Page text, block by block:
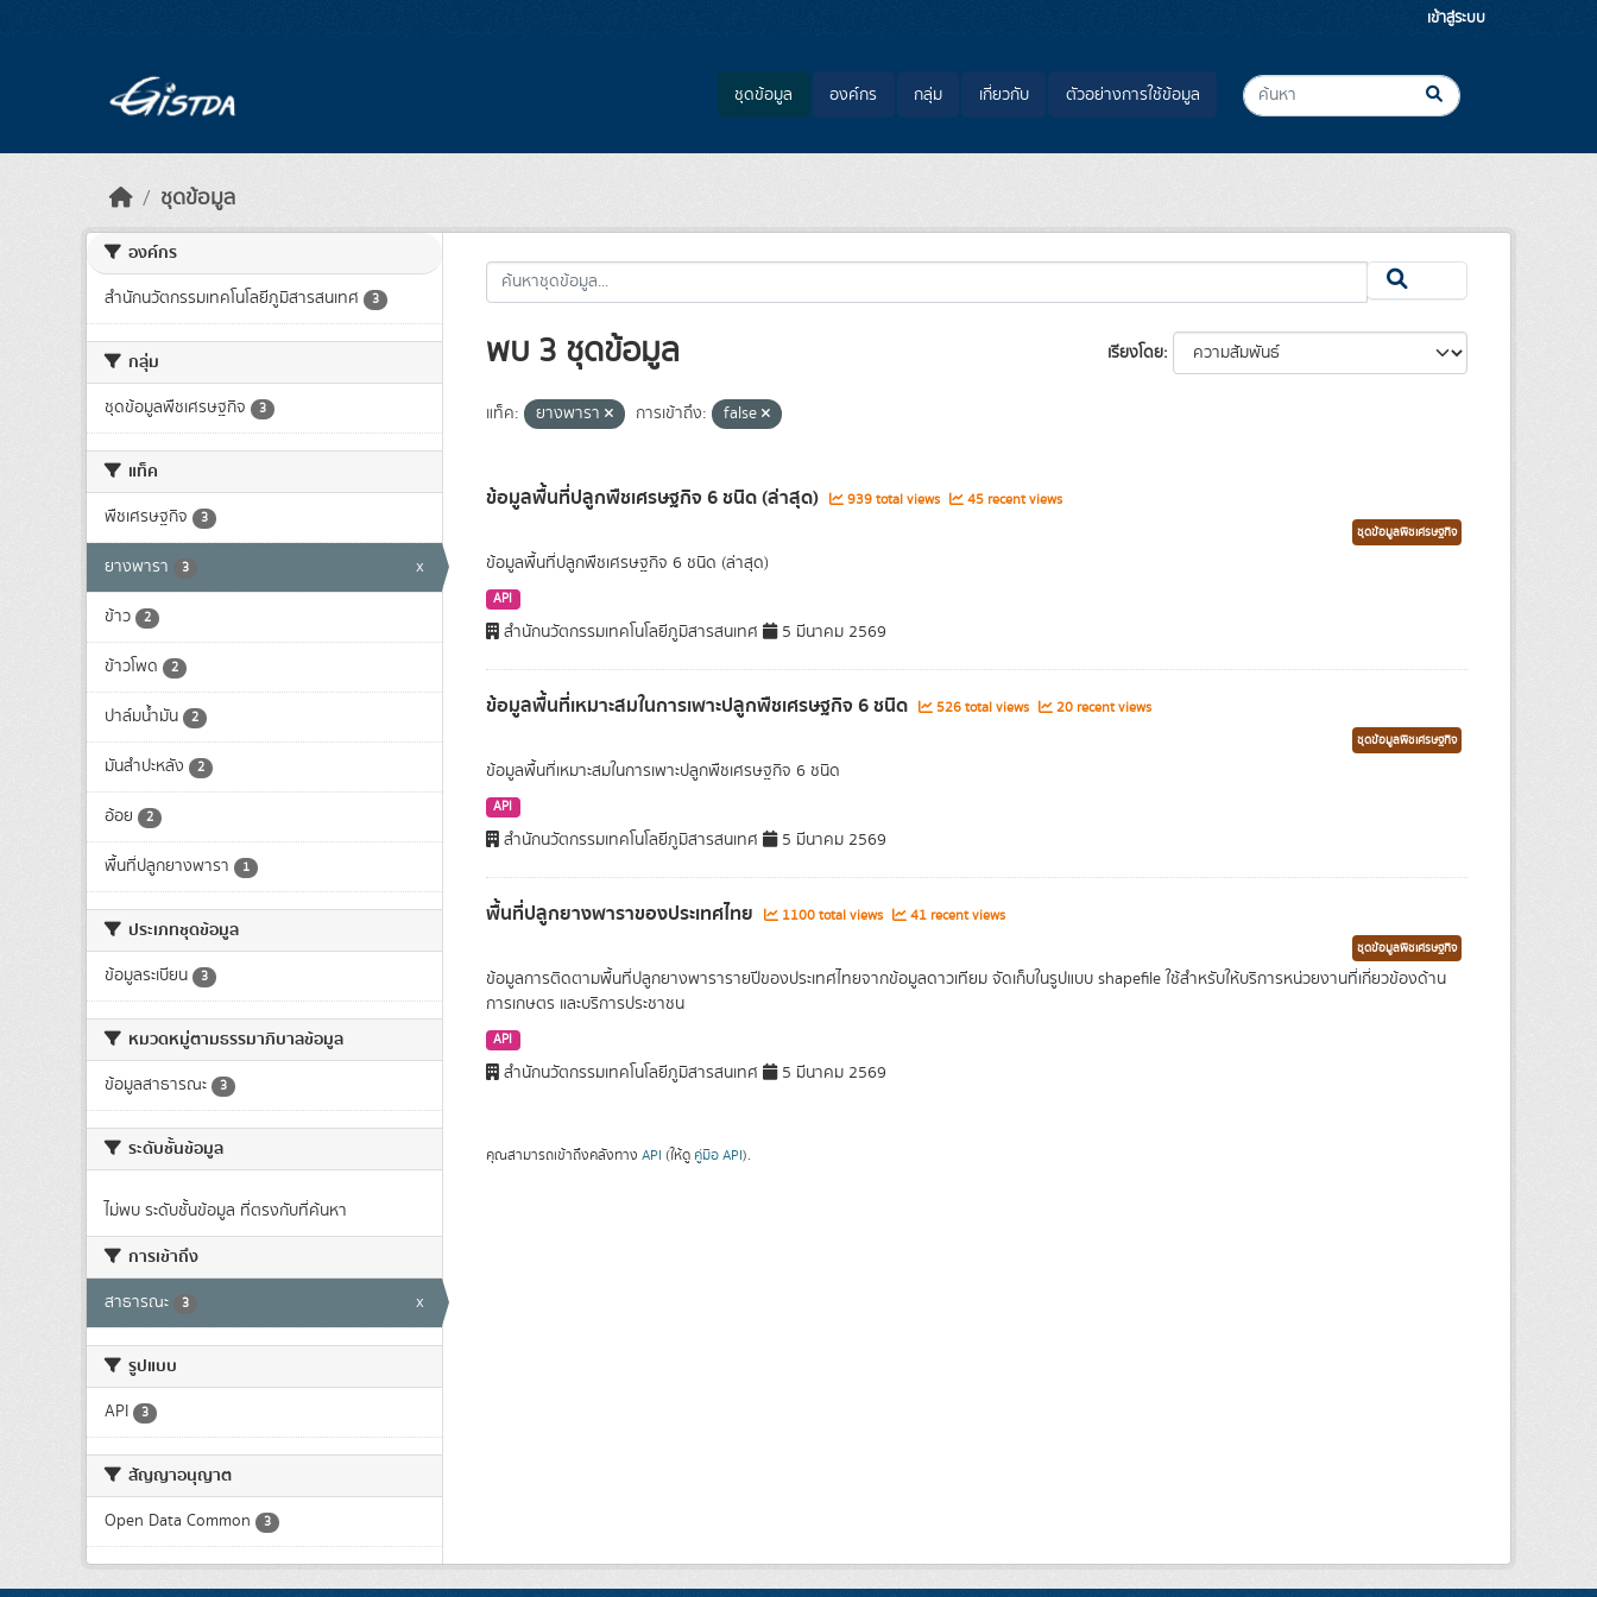
เข้าสู่ระบบ
ชุดข้อมูล องค์กร กลุ่ม เกี่ยวกับ ตัวอย่างการใช้ข้อมูล
ชุดข้อมูล
องค์กร
สำนักนวัตกรรมเทคโนโลยีภูมิสารสนเทศ 3
กลุ่ม
ชุดข้อมูลพืชเศรษฐกิจ 3
แท็ค
พืชเศรษฐกิจ 3
ยางพารา 3 x
ข้าว 2
ข้าวโพด 2
ปาล์มน้ำมัน 2
มันสำปะหลัง 2
อ้อย 2
พื้นที่ปลูกยางพารา 1
ประเภทชุดข้อมูล
ข้อมูลระเบียน 3
หมวดหมู่ตามธรรมาภิบาลข้อมูล
ข้อมูลสาธารณะ 3
ระดับชั้นข้อมูล
ไม่พบ ระดับชั้นข้อมูล ที่ตรงกับที่ค้นหา
การเข้าถึง
สาธารณะ 3 x
รูปแบบ
API 3
สัญญาอนุญาต
Open Data Common 3
เรียงโดย
พบ 3 ชุดข้อมูล
แท็ค: ยางพารา การเข้าถึง: false
ข้อมูลพื้นที่ปลูกพืชเศรษฐกิจ 6 ชนิด (ล่าสุด) 939 total views 45 recent views
ชุดข้อมูลพืชเศรษฐกิจ
ข้อมูลพื้นที่ปลูกพืชเศรษฐกิจ 6 ชนิด (ล่าสุด)
API
สำนักนวัตกรรมเทคโนโลยีภูมิสารสนเทศ 5 มีนาคม 2569
ข้อมูลพื้นที่เหมาะสมในการเพาะปลูกพืชเศรษฐกิจ 6 ชนิด 526 total views 20 recent views
ชุดข้อมูลพืชเศรษฐกิจ
ข้อมูลพื้นที่เหมาะสมในการเพาะปลูกพืชเศรษฐกิจ 6 ชนิด
API
สำนักนวัตกรรมเทคโนโลยีภูมิสารสนเทศ 5 มีนาคม 2569
พื้นที่ปลูกยางพาราของประเทศไทย 1100 total views 41 recent views
ชุดข้อมูลพืชเศรษฐกิจ
ข้อมูลการติดตามพื้นที่ปลูกยางพารารายปีของประเทศไทยจากข้อมูลดาวเทียม จัดเก็บในรูปแบบ shapefile ใช้สำหรับให้บริการหน่วยงานที่เกี่ยวข้องด้าน
การเกษตร และบริการประชาชน
API
สำนักนวัตกรรมเทคโนโลยีภูมิสารสนเทศ 5 มีนาคม 2569
คุณสามารถเข้าถึงคลังทาง API (ให้ดู คู่มือ API).